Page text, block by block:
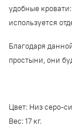
удобные
используется
Благодаря
простыни, они
Цвет: Низ серо-
Вес: 17 кг.